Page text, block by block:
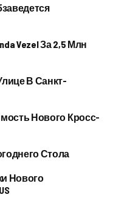
Vezel За 2,5 Млн
В Санкт-
Нового Кросс-
Стола
Нового